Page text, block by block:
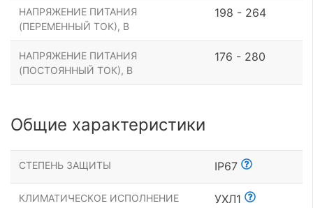
НАПРЯЖЕНИЕ ПИТАНИЯ
(ПЕРЕМЕННЫЙ ТОК), В
198 - 264
НАПРЯЖЕНИЕ ПИТАНИЯ
(ПОСТОЯННЫЙ ТОК), В
176 - 280
Общие характеристики
СТЕПЕНЬ ЗАЩИТЫ IP67
КЛИМАТИЧЕСКОЕ ИСПОЛНЕНИЕ УХЛ1